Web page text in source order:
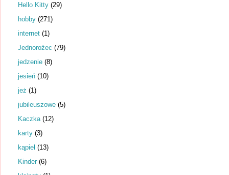
Hello Kitty (29)
hobby (271)
internet (1)
Jednorożec (79)
jedzenie (8)
jesień (10)
jeż (1)
jubileuszowe (5)
Kaczka (12)
karty (3)
kąpiel (13)
Kinder (6)